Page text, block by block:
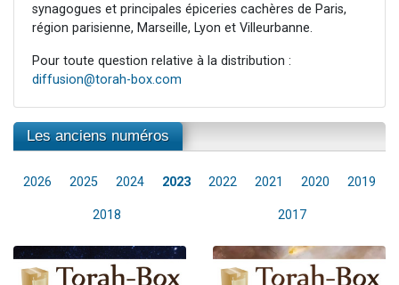
synagogues et principales épiceries cachères de Paris,
région parisienne, Marseille, Lyon et Villeurbanne.
Pour toute question relative à la distribution :
diffusion@torah-box.com
Les anciens numéros
2026 2025 2024 2023 2022 2021 2020 2019
2018 2017